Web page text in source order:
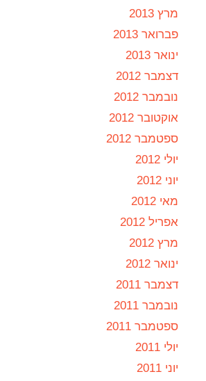
מרץ 2013
פברואר 2013
ינואר 2013
דצמבר 2012
נובמבר 2012
אוקטובר 2012
ספטמבר 2012
יולי 2012
יוני 2012
מאי 2012
אפריל 2012
מרץ 2012
ינואר 2012
דצמבר 2011
נובמבר 2011
ספטמבר 2011
יולי 2011
יוני 2011